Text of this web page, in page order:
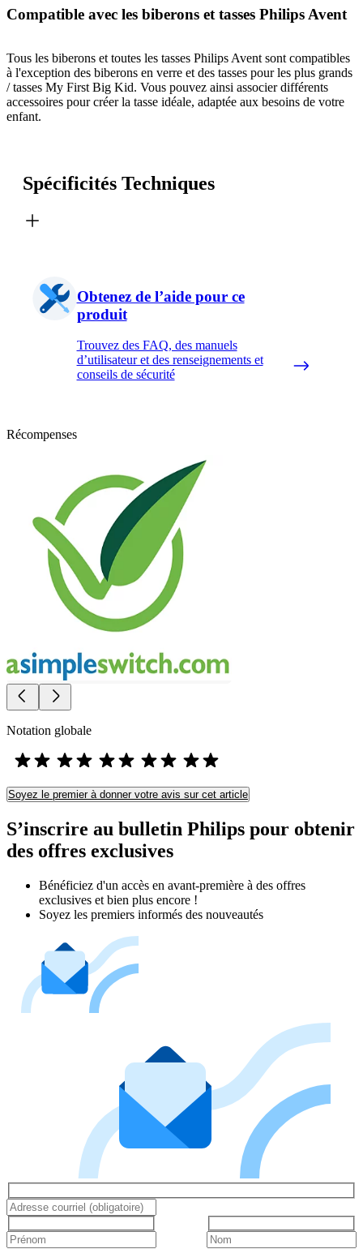
Compatible avec les biberons et tasses Philips Avent
Tous les biberons et toutes les tasses Philips Avent sont compatibles
à l'exception des biberons en verre et des tasses pour les plus grands
/ tasses My First Big Kid. Vous pouvez ainsi associer différents
accessoires pour créer la tasse idéale, adaptée aux besoins de votre
enfant.
Spécificités Techniques
Obtenez de l’aide pour ce
produit
Trouvez des FAQ, des manuels
d’utilisateur et des renseignements et
conseils de sécurité
Récompenses
Notation globale
Soyez le premier à donner votre avis sur cet article
S’inscrire au bulletin Philips pour obtenir
des offres exclusives
Bénéficiez d'un accès en avant-première à des offres
exclusives et bien plus encore !
Soyez les premiers informés des nouveautés